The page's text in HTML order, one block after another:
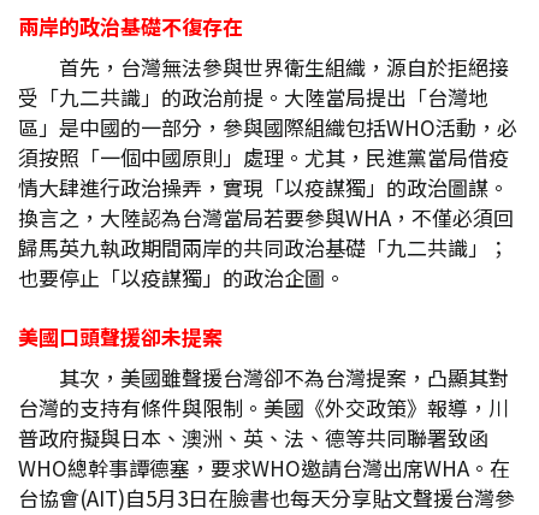
兩岸的政治基礎不復存在
首先，台灣無法參與世界衛生組織，源自於拒絕接
受「九二共識」的政治前提。大陸當局提出「台灣地
區」是中國的一部分，參與國際組織包括WHO活動，必
須按照「一個中國原則」處理。尤其，民進黨當局借疫
情大肆進行政治操弄，實現「以疫謀獨」的政治圖謀。
換言之，大陸認為台灣當局若要參與WHA，不僅必須回
歸馬英九執政期間兩岸的共同政治基礎「九二共識」；
也要停止「以疫謀獨」的政治企圖。
美國口頭聲援卻未提案
其次，美國雖聲援台灣卻不為台灣提案，凸顯其對
台灣的支持有條件與限制。美國《外交政策》報導，川
普政府擬與日本、澳洲、英、法、德等共同聯署致函
WHO總幹事譚德塞，要求WHO邀請台灣出席WHA。在
台協會(AIT)自5月3日在臉書也每天分享貼文聲援台灣參